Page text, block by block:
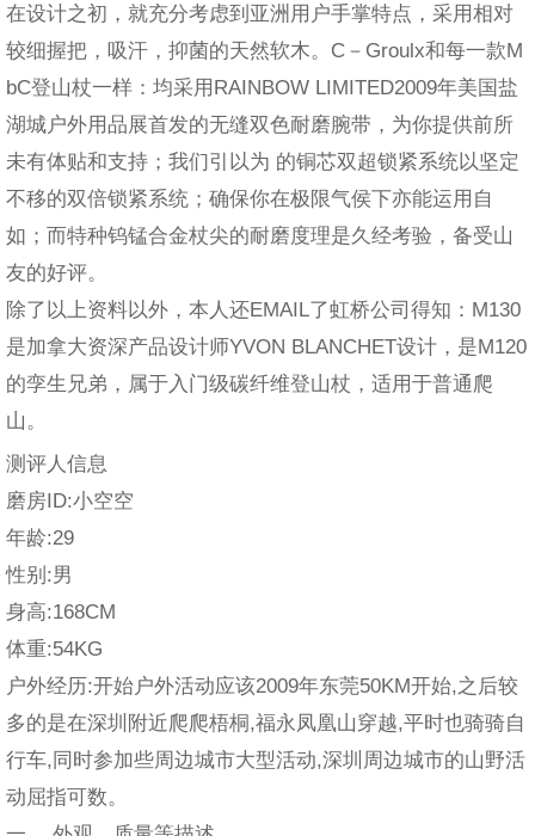
在设计之初，就充分考虑到亚洲用户手掌特点，采用相对
较细握把，吸汗，抑菌的天然软木。C－Groulx和每一款M
bC登山杖一样：均采用RAINBOW LIMITED2009年美国盐
湖城户外用品展首发的无缝双色耐磨腕带，为你提供前所
未有体贴和支持；我们引以为 的铜芯双超锁紧系统以坚定
不移的双倍锁紧系统；确保你在极限气侯下亦能运用自
如；而特种钨锰合金杖尖的耐磨度理是久经考验，备受山
友的好评。
除了以上资料以外，本人还EMAIL了虹桥公司得知：M130
是加拿大资深产品设计师YVON BLANCHET设计，是M120
的孪生兄弟，属于入门级碳纤维登山杖，适用于普通爬
山。
测评人信息
磨房ID:小空空
年龄:29
性别:男
身高:168CM
体重:54KG
户外经历:开始户外活动应该2009年东莞50KM开始,之后较
多的是在深圳附近爬爬梧桐,福永凤凰山穿越,平时也骑骑自
行车,同时参加些周边城市大型活动,深圳周边城市的山野活
动屈指可数。